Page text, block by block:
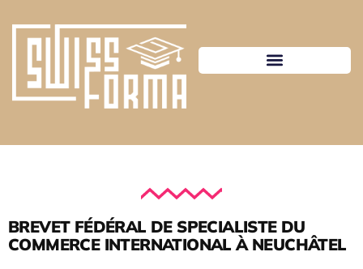
BREVET FÉDÉRAL DE SPECIALISTE DU
COMMERCE INTERNATIONAL À NEUCHÂTEL